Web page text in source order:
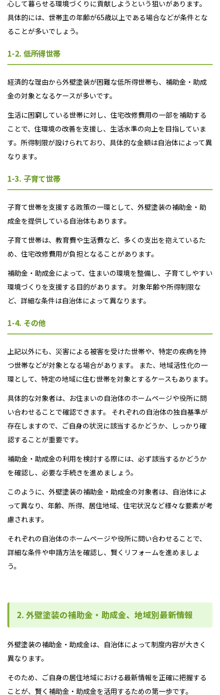
心して暮らせる環境づくりに貢献しようという狙いがあります。
具体的には、世帯主の年齢が65歳以上である場合などが条件とな
ることが多いでしょう。
1-2. 低所得世帯
経済的な理由から外壁塗装が困難な低所得世帯も、補助金・助成
金の対象となるケースが多いです。
生活に困窮している世帯に対し、住宅改修費用の一部を補助する
ことで、住環境の改善を支援し、生活水準の向上を目指していま
す。所得制限が設けられており、具体的な金額は自治体によって異
なります。
1-3. 子育て世帯
子育て世帯を支援する政策の一環として、外壁塗装の補助金・助
成金を提供している自治体もあります。
子育て世帯は、教育費や生活費など、多くの支出を抱えているた
め、住宅改修費用が負担となることがあります。
補助金・助成金によって、住まいの環境を整備し、子育てしやすい
環境づくりを支援する目的があります。 対象年齢や所得制限な
ど、詳細な条件は自治体によって異なります。
1-4. その他
上記以外にも、災害による被害を受けた世帯や、特定の疾病を持
つ世帯などが対象となる場合があります。 また、地域活性化の一
環として、特定の地域に住む世帯を対象とするケースもあります。
具体的な対象者は、お住まいの自治体のホームページや役所に問
い合わせることで確認できます。 それぞれの自治体の独自基準が
存在しますので、ご自身の状況に該当するかどうか、しっかり確
認することが重要です。
補助金・助成金の利用を検討する際には、必ず該当するかどうか
を確認し、必要な手続きを進めましょう。
このように、外壁塗装の補助金・助成金の対象者は、自治体によ
って異なり、年齢、所得、居住地域、住宅状況など様々な要素が考
慮されます。
それぞれの自治体のホームページや役所に問い合わせることで、
詳細な条件や申請方法を確認し、賢くリフォームを進めましょ
う。
2. 外壁塗装の補助金・助成金、地域別最新情報
外壁塗装の補助金・助成金は、自治体によって制度内容が大きく
異なります。
そのため、ご自身の居住地域における最新情報を正確に把握する
ことが、賢く補助金・助成金を活用するための第一歩です。